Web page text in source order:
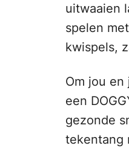
uitwaaien
spelen
kwispels,
Om jou
een
gezonde
tekentang